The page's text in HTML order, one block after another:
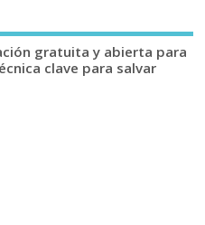
gratuita y abierta para
clave para salvar